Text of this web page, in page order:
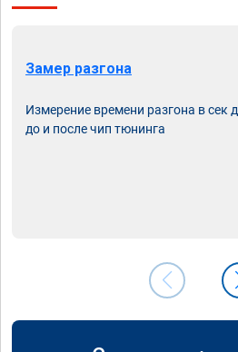
Замер разгона
Измерение времени разгона в сек
до и после чип тюнинга